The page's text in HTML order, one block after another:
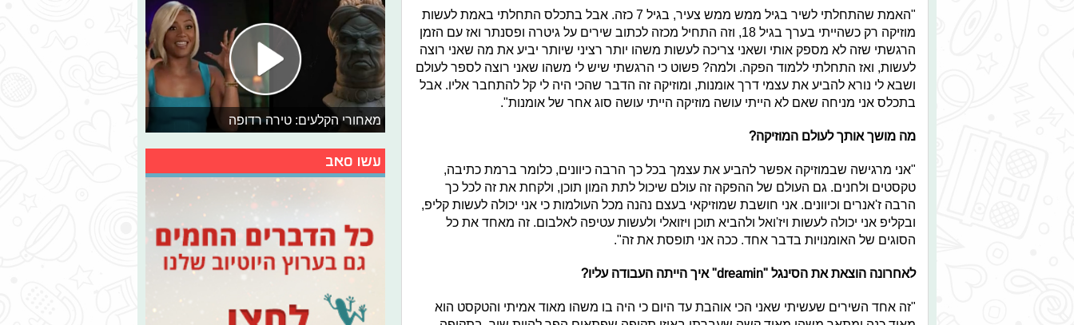
"האמת שהתחלתי לשיר בגיל ממש ממש צעיר, בגיל 7 כזה. אבל בתכלס התחלתי באמת לעשות
מוזיקה רק כשהייתי בערך בגיל 18, וזה התחיל מכזה לכתוב שירים על גיטרה ופסנתר ואז עם הזמן
הרגשתי שזה לא מספק אותי ושאני צריכה לעשות משהו יותר רציני שיותר יביע את מה שאני רוצה
לעשות, ואז התחלתי ללמוד הפקה. ולמה? פשוט כי הרגשתי שיש לי משהו שאני רוצה לספר לעולם
ושבא לי נורא להביע את עצמי דרך אומנות, ומוזיקה זה הדבר שהכי היה לי קל להתחבר אליו. אבל
בתכלס אני מניחה שאם לא הייתי עושה מוזיקה הייתי עושה סוג אחר של אומנות".
מה מושך אותך לעולם המוזיקה?
"אני מרגישה שבמוזיקה אפשר להביע את עצמך בכל כך הרבה כיוונים, כלומר ברמת כתיבה,
טקסטים ולחנים. גם העולם של ההפקה זה עולם שיכול לתת המון תוכן, ולקחת את זה לכל כך
הרבה ז'אנרים וכיוונים. אני חושבת שמוזיקאי בעצם נהנה מכל העולמות כי אני יכולה לעשות קליפ,
ובקליפ אני יכולה לעשות ויז'ואל ולהביא תוכן ויזואלי ולעשות עטיפה לאלבום. זה מאחד את כל
הסוגים של האומנויות בדבר אחד. ככה אני תופסת את זה".
לאחרונה הוצאת את הסינגל "dreamin" איך הייתה העבודה עליו?
"זה אחד השירים שעשיתי שאני הכי אוהבת עד היום כי היה בו משהו מאוד אמיתי והטקסט הוא
מאחורי הקלעים: טירה רדופה
עשו סאב